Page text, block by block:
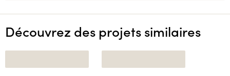
Découvrez des projets similaires